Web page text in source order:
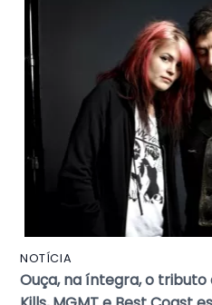
NOTÍCIA
Ouça, na íntegra, o tributo